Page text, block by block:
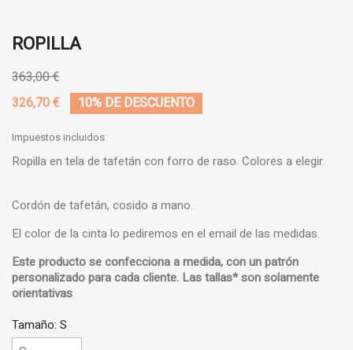
ROPILLA
363,00 €
326,70 €
10% DE DESCUENTO
Impuestos incluidos
Ropilla en tela de tafetán con forro de raso. Colores a elegir.
Cordón de tafetán, cosido a mano.
El color de la cinta lo pediremos en el email de las medidas.
Este producto se confecciona a medida, con unpatrón
personalizadopara cada cliente. Las tallas* son solamente
orientativas
Tamaño: S